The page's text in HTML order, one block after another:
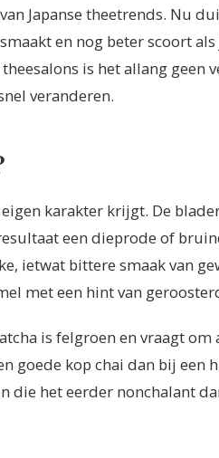
Japanse theetrends. Nu
en nog beter scoort als
is het allang geen
veranderen.
karakter krijgt. De
een dieprode of
ietwat bittere smaak van
met een hint van
is felgroen en vraagt om
goede kop chai dan bij een
die het eerder nonchalant